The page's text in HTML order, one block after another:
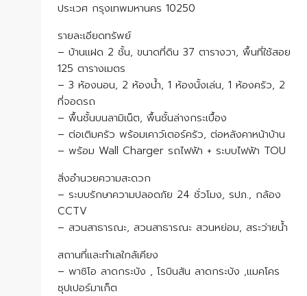
ประเวศ กรุงเทพมหานคร 10250
รายละเอียดทรัพย์
– บ้านแฝด 2 ชั้น, ขนาดที่ดิน 37 ตารางวา, พื้นที่ใช้สอย
125 ตารางเมตร
– 3 ห้องนอน, 2 ห้องน้ำ, 1 ห้องนั้งเล่น, 1 ห้องครัว, 2
ที่จอดรถ
– พื้นชั้นบนลามิเน็ต, พื้นชั้นล่างกระเบื้อง
– ต่อเติมครัว พร้อมเคาว์เตอร์ครัว, ต่อหลังคาหน้าบ้าน
– พร้อม Wall Charger รถไฟฟ้า + ระบบไฟฟ้า TOU
สิ่งอำนวยความสะดวก
– ระบบรักษาความปลอดภัย 24 ชั่วโมง, รปภ., กล้อง
CCTV
– สวนสาธารณะ, สวนสาธารณะ สวนหย่อม, สระว่ายน้ำ
สถานที่และทำเลใกล้เคียง
– พาซิโอ ลาดกระบัง , โรบินสัน ลาดกระบัง ,แมคโคร
ซุปเปอร์มาเก็ต